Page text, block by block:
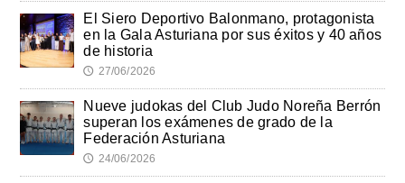
El Siero Deportivo Balonmano, protagonista
en la Gala Asturiana por sus éxitos y 40 años
de historia
🕔 27/06/2026
Nueve judokas del Club Judo Noreña Berrón
superan los exámenes de grado de la
Federación Asturiana
🕔 24/06/2026